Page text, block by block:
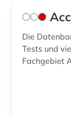
Die
Tests und
Fachgebiet